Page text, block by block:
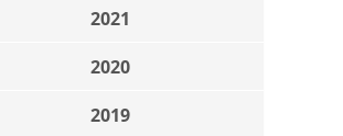
2021
2020
2019